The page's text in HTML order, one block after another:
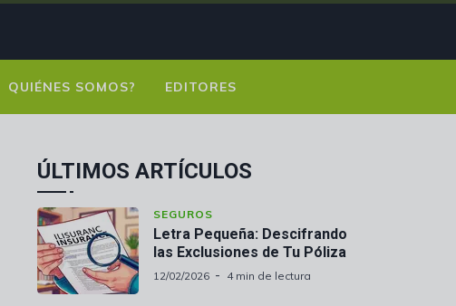
QUIÉNES SOMOS? EDITORES
ÚLTIMOS ARTÍCULOS
SEGUROS
Letra Pequeña: Descifrando
las Exclusiones de Tu Póliza
12/02/2026 4 min de lectura